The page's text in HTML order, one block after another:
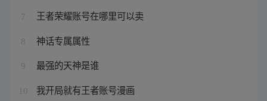
7 王者荣耀账号在哪里可以卖
8 神话专属属性
9 最强的天神是谁
10 我开局就有王者账号漫画